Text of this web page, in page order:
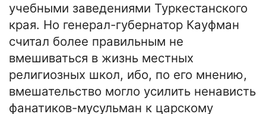
учебными заведениями Туркестанского
края. Но генерал-губернатор Кауфман
считал более правильным не
вмешиваться в жизнь местных
религиозных школ, ибо, по его мнению,
вмешательство могло усилить ненависть
фанатиков-мусульман к царскому